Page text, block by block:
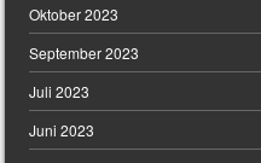
Oktober 2023
September 2023
Juli 2023
Juni 2023